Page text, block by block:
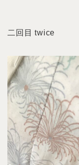
二回目 twice